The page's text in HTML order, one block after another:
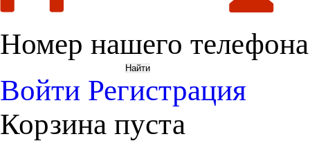
Номер нашего
Войти Регистрация
Корзина пуста